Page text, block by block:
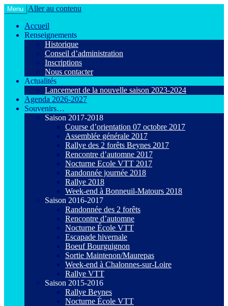
Agiot VTT Maurepas
Le VTT loisir en toute convivialité !
Menu
Aller au contenu
Accueil
Renseignements
Historique
Conseil d’administration
Inscriptions
Nous contacter
Actualités
Lancement de la nouvelle saison 2023-2024
Agenda 2026-2027
Souvenirs…
Saison 2017-2018
Course d’orientation 07 octobre 2017
Assemblée générale 2017
Rallye des 2 forêts Beynes 2017
Rencontre d’automne 2017
Nocturne Ecole VTT 2017
Randonnée journée 2018
Rallye 2018
Week-end à Bonneuil-Matours 2018
Saison 2016-2017
Randonnée des 2 forêts
Rencontre d’automne
Nocturne École VTT
Escapade hivernale
Boeuf Bourguignon
Sortie Maintenon/Maurepas
Week-end à Chalonnes-sur-Loire
Rallye VTT
Saison 2015-2016
Rallye Beynes
Nocturne École VTT